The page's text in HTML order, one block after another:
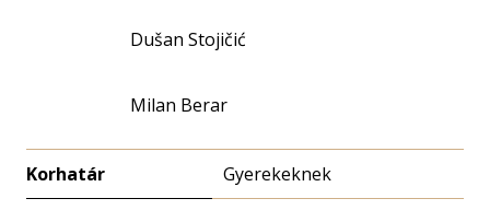
Dušan Stojičić
Milan Berar
Korhatár Gyerekeknek